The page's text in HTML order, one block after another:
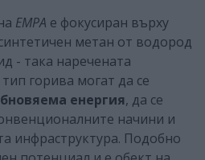
EMPA е фокусиран върху
метан от водород
- така наречената
горива могат да се
енергия, да се
начини и
инфраструктура. Подобно